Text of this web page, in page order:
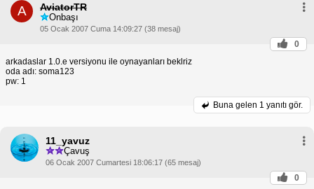
A AviatorTR
Onbaşı
05 Ocak 2007 Cuma 14:09:27 (38 mesaj)
0
arkadaslar 1.0.e versiyonu ile oynayanları beklriz
oda adı: soma123
pw: 1
Buna gelen 1 yanıtı gör.
11_yavuz
Çavuş
06 Ocak 2007 Cumartesi 18:06:17 (65 mesaj)
0